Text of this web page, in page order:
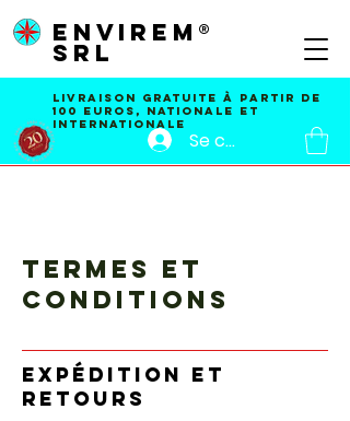
Livraison GRATUITE À PARTIR DE
100 EUROS, nationale et
internationale
Se connecter
ENVIREM®
SRL
TERMES ET
CONDITIONS
Expédition et
retours